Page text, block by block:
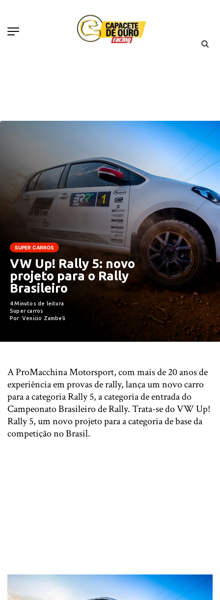
SUPER CARROS
VW Up! Rally 5: novo
projeto para o Rally
Brasileiro
4 Minutos de leitura
Super carros
Por: Venicio Zambeli
A ProMacchina Motorsport, com mais de 20 anos de
experiência em provas de rally, lança um novo carro
para a categoria Rally 5, a categoria de entrada do
Campeonato Brasileiro de Rally. Trata-se do VW Up!
Rally 5, um novo projeto para a categoria de base da
competição no Brasil.